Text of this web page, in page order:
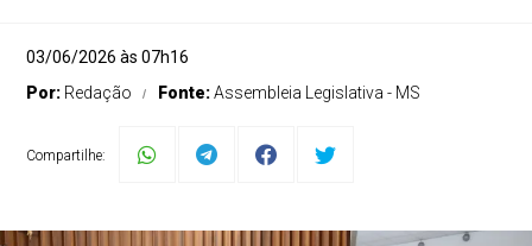
03/06/2026 às 07h16
Por: Redação Fonte:Assembleia Legislativa - MS
Compartilhe: